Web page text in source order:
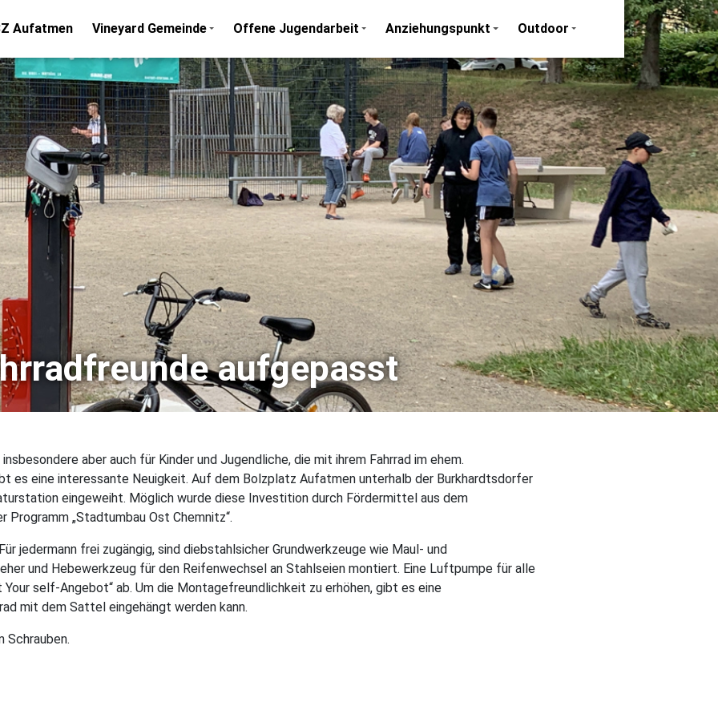
Aufatmen Vineyard Gemeinde Offene Jugendarbeit Anziehungspunkt Outdoor
aufgepasst
aber auch für Kinder und Jugendliche, die mit ihrem Fahrrad im ehem.
es eine interessante Neuigkeit. Auf dem Bolzplatz Aufatmen unterhalb der Burkhardtsdorfer
eingeweiht. Möglich wurde diese Investition durch Fördermittel aus dem
„Stadtumbau Ost Chemnitz“.
jedermann frei zugängig, sind diebstahlsicher Grundwerkzeuge wie Maul- und
und Hebewerkzeug für den Reifenwechsel an Stahlseien montiert. Eine Luftpumpe für alle
self-Angebot“ ab. Um die Montagefreundlichkeit zu erhöhen, gibt es eine
mit dem Sattel eingehängt werden kann.
Schrauben.